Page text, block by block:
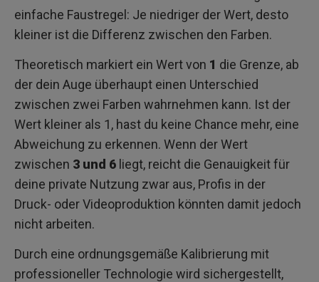
einfache Faustregel: Je niedriger der Wert, desto
kleiner ist die Differenz zwischen den Farben.
Theoretisch markiert ein Wert von 1 die Grenze, ab
der dein Auge überhaupt einen Unterschied
zwischen zwei Farben wahrnehmen kann. Ist der
Wert kleiner als 1, hast du keine Chance mehr, eine
Abweichung zu erkennen. Wenn der Wert
zwischen 3 und 6 liegt, reicht die Genauigkeit für
deine private Nutzung zwar aus, Profis in der
Druck- oder Videoproduktion könnten damit jedoch
nicht arbeiten.
Durch eine ordnungsgemäße Kalibrierung mit
professioneller Technologie wird sichergestellt,